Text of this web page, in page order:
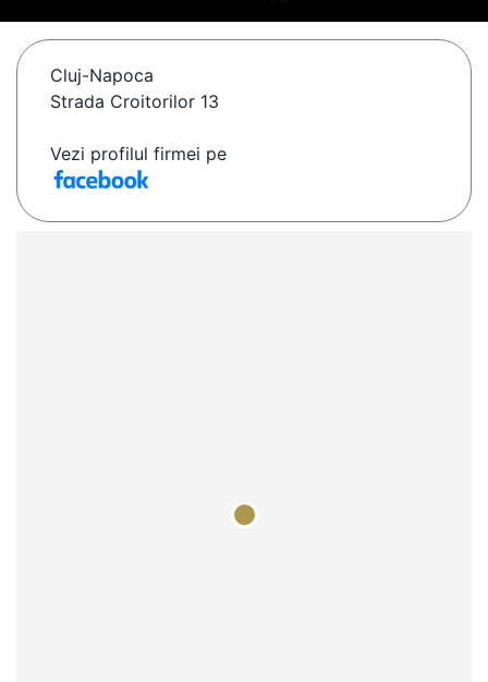
Cluj-Napoca
Strada Croitorilor 13
Vezi profilul firmei pe